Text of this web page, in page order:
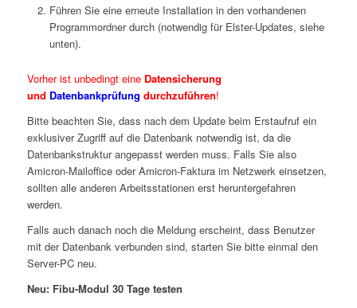
Führen Sie eine erneute Installation in den vorhandenen
Programmordner durch (notwendig für Elster-Updates, siehe
unten).
Vorher ist unbedingt eine Datensicherung
und Datenbankprüfung durchzuführen!
Bitte beachten Sie, dass nach dem Update beim Erstaufruf ein
exklusiver Zugriff auf die Datenbank notwendig ist, da die
Datenbankstruktur angepasst werden muss. Falls Sie also
Amicron-Mailoffice oder Amicron-Faktura im Netzwerk einsetzen,
sollten alle anderen Arbeitsstationen erst heruntergefahren
werden.
Falls auch danach noch die Meldung erscheint, dass Benutzer
mit der Datenbank verbunden sind, starten Sie bitte einmal den
Server-PC neu.
Neu: Fibu-Modul 30 Tage testen